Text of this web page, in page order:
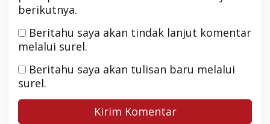
berikutnya.
Beritahu saya akan tindak lanjut komentar
melalui surel.
Beritahu saya akan tulisan baru melalui
surel.